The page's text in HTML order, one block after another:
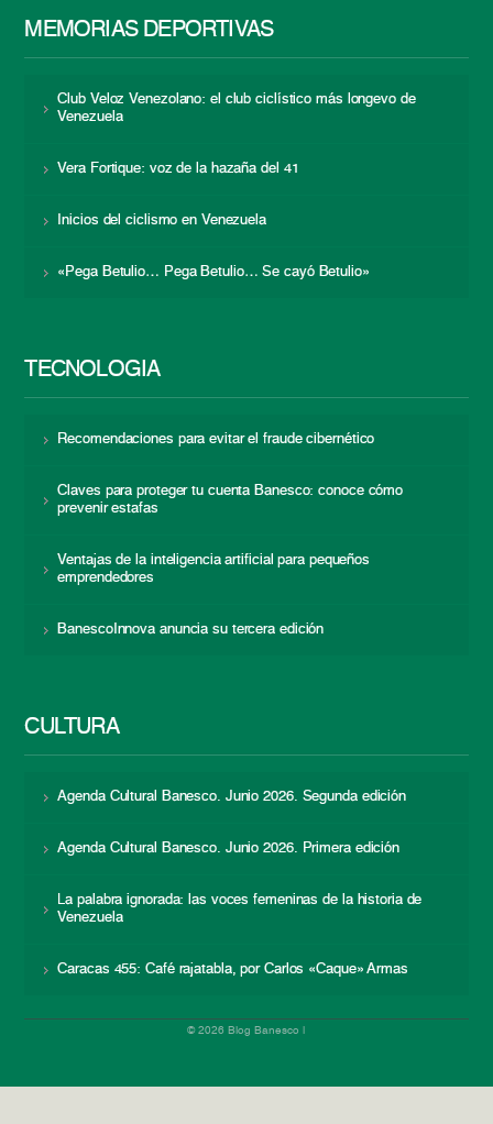
MEMORIAS DEPORTIVAS
Club Veloz Venezolano: el club ciclístico más longevo de
Venezuela
Vera Fortique: voz de la hazaña del 41
Inicios del ciclismo en Venezuela
«Pega Betulio… Pega Betulio… Se cayó Betulio»
TECNOLOGÍA
Recomendaciones para evitar el fraude cibernético
Claves para proteger tu cuenta Banesco: conoce cómo
prevenir estafas
Ventajas de la inteligencia artificial para pequeños
emprendedores
BanescoInnova anuncia su tercera edición
CULTURA
Agenda Cultural Banesco. Junio 2026. Segunda edición
Agenda Cultural Banesco. Junio 2026. Primera edición
La palabra ignorada: las voces femeninas de la historia de
Venezuela
Caracas 455: Café rajatabla, por Carlos «Caque» Armas
© 2026 Blog Banesco |